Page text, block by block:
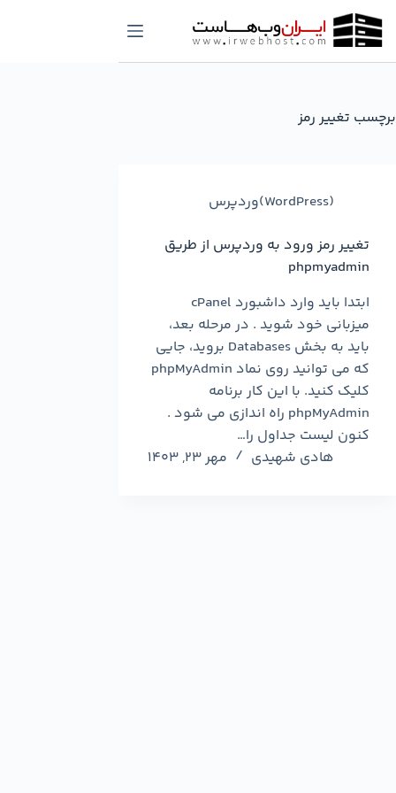
پرش
محتوا
برچسب تغییر رمز
(WordPress)وردپرس
تغییر رمز ورود به وردپرس از طریق
phpmyadmin
ابتدا باید وارد داشبورد cPanel
میزبانی خود شوید . در مرحله بعد،
باید به بخش Databases بروید، جایی
که می توانید روی نماد phpMyAdmin
کلیک کنید. با این کار برنامه
phpMyAdmin راه اندازی می شود .
کنون لیست جداول را…
هادی شهیدی
مهر ۲۳, ۱۴۰۳